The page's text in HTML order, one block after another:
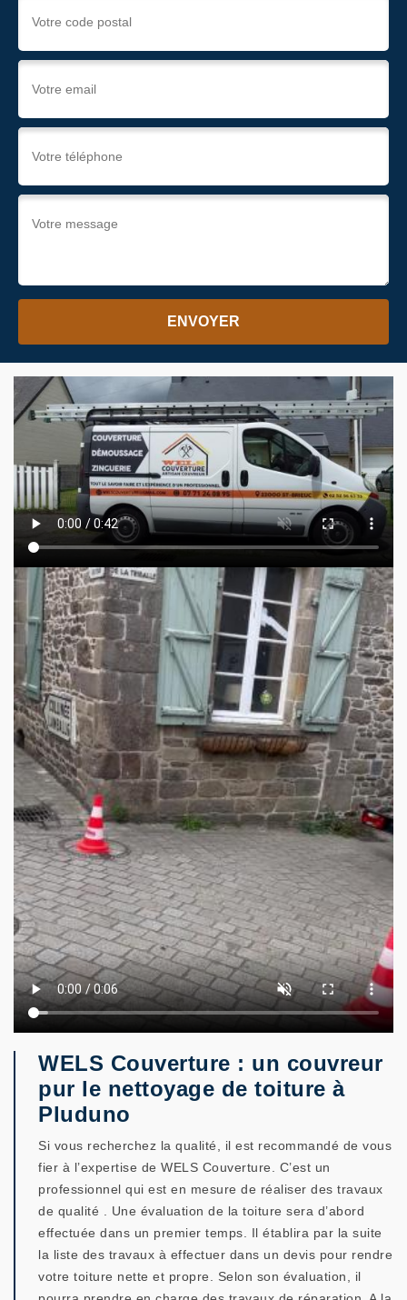
WELS Couverture : un couvreur
pur le nettoyage de toiture à
Pluduno
Si vous recherchez la qualité, il est recommandé de vous
fier à l’expertise de WELS Couverture. C’est un
professionnel qui est en mesure de réaliser des travaux
de qualité . Une évaluation de la toiture sera d’abord
effectuée dans un premier temps. Il établira par la suite
la liste des travaux à effectuer dans un devis pour rendre
votre toiture nette et propre. Selon son évaluation, il